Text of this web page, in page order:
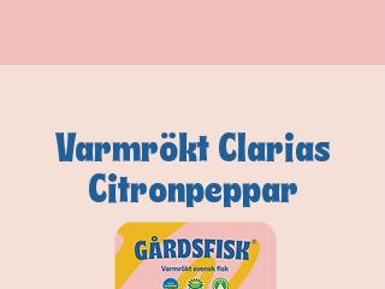
Varmrökt Clarias
Citronpeppar